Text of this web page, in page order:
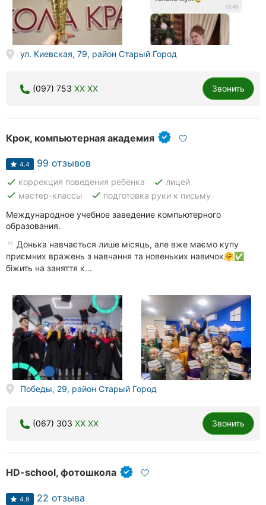
ул. Киевская, 79, район Старый Город
(097) 753 XX XX Звонить
Крок, компьютерная академия
4.4 99 отзывов
done коррекция поведения ребенка done лицей
done мастер-классы done подготовка руки к письму
Международное учебное заведение компьютерного
образования.
Донька навчається лише місяць, але вже маємо купу
приємних вражень з навчання та новеньких навичок🤗✅
біжить на заняття к...
Победы, 29, район Старый Город
(067) 303 XX XX Звонить
HD-school, фотошкола
4.9 22 отзыва